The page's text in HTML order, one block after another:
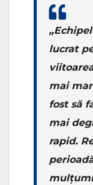
lucrat
mai
fost să
mai
rapid.